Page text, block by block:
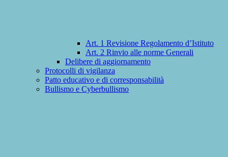
Art. 1 Revisione Regolamento d’Istituto
Art. 2 Rinvio alle norme Generali
Delibere di aggiornamento
Protocolli di vigilanza
Patto educativo e di corresponsabilità
Bullismo e Cyberbullismo